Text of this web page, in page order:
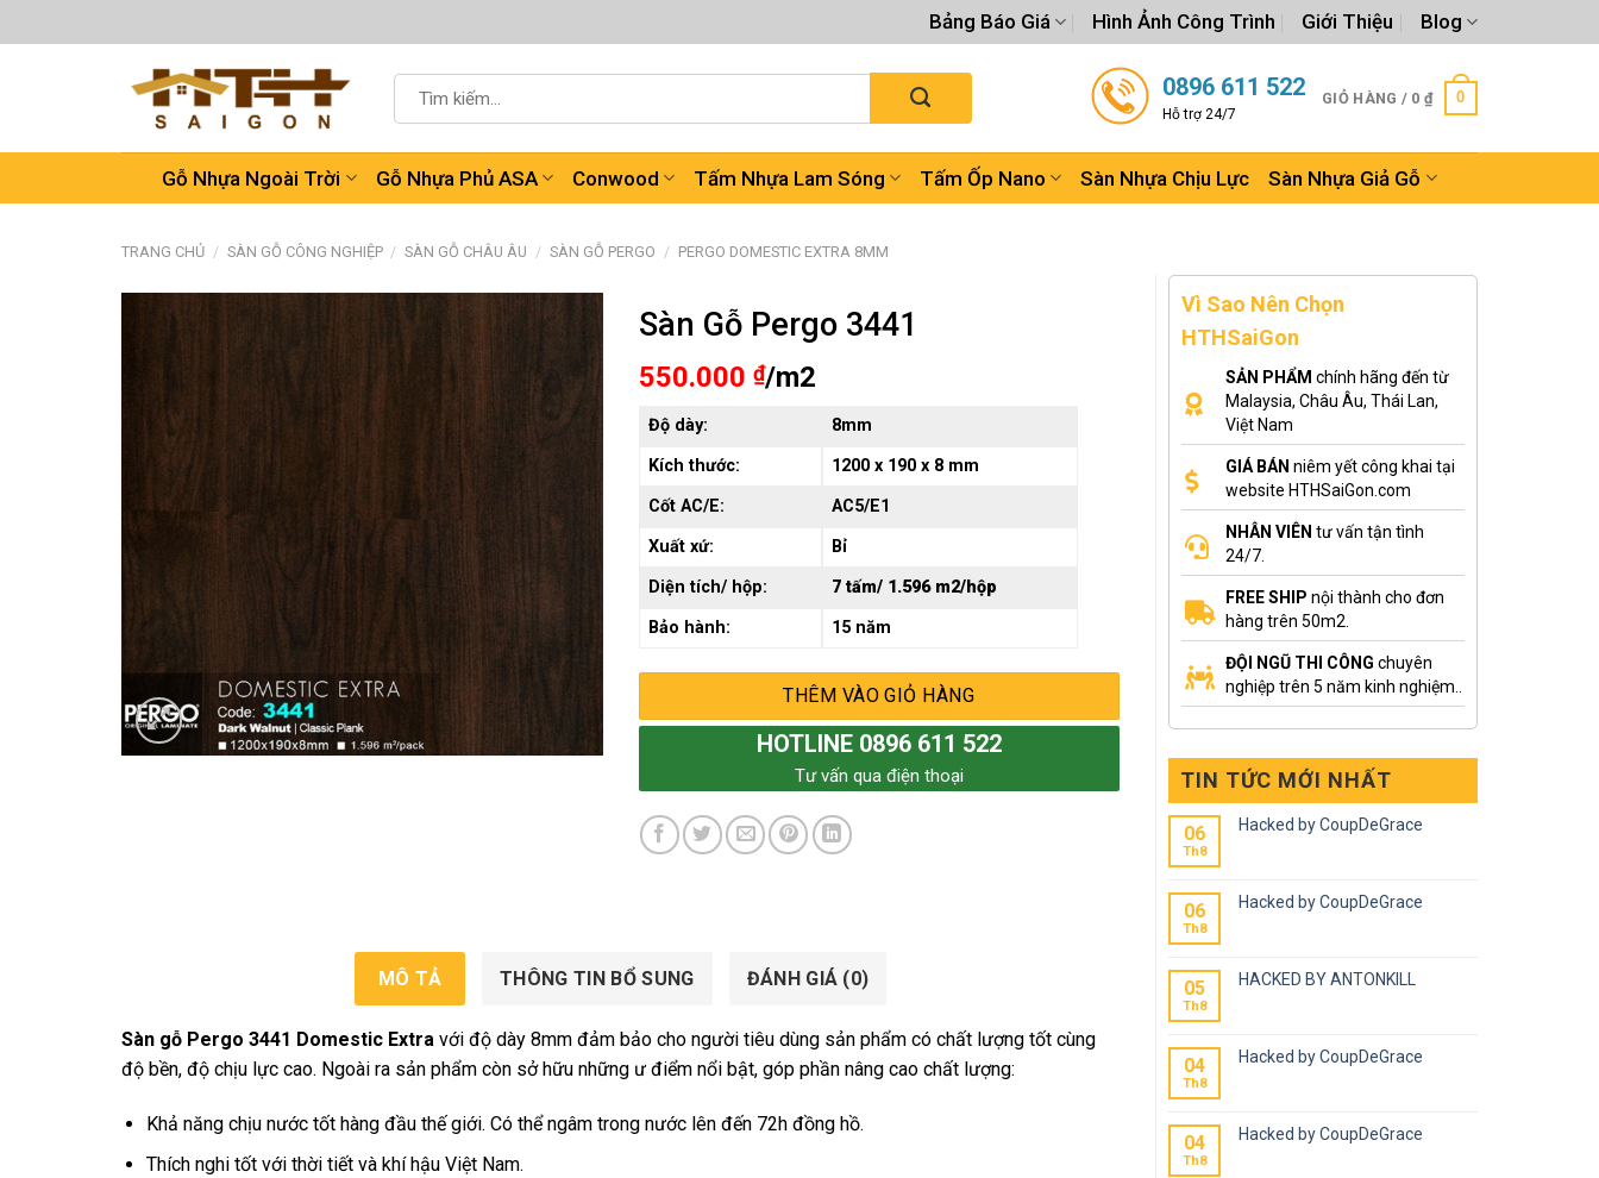
đến
Bảng Báo Giá Hình Ảnh Công Trình Giới Thiệu Blog
kiếm:
0896 611 522
Hỗ trợ 24/7
GIỎ HÀNG / 0 ₫ 0
Gỗ Nhựa Ngoài Trời Gỗ Nhựa Phủ ASA Conwood Tấm Nhựa Lam Sóng Tấm Ốp Nano Sàn Nhựa Chịu Lực Sàn Nhựa Giả Gỗ
TRANG CHỦ / SÀN GỖ CÔNG NGHIỆP / SÀN GỖ CHÂU ÂU / SÀN GỖ PERGO / PERGO DOMESTIC EXTRA 8MM
Vì Sao Nên Chọn
HTHSaiGon
SẢN PHẨM chính hãng đến từ
Malaysia, Châu Âu, Thái Lan,
Việt Nam
GIÁ BÁN niêm yết công khai tại
website HTHSaiGon.com
NHÂN VIÊN tư vấn tận tình
24/7.
FREE SHIP nội thành cho đơn
hàng trên 50m2.
ĐỘI NGŨ THI CÔNG chuyên
nghiệp trên 5 năm kinh nghiệm..
TIN TỨC MỚI NHẤT
06
Th8
Hacked by CoupDeGrace
06
Th8
Hacked by CoupDeGrace
05
Th8
HACKED BY ANTONKILL
04
Th8
Hacked by CoupDeGrace
04
Th8
Hacked by CoupDeGrace
Sàn Gỗ Pergo 3441
550.000 ₫/m2
Độ dày:
8mm
Kích thước:
1200 x 190 x 8 mm
Cốt AC/E:
AC5/E1
Xuất xứ:
Bỉ
Diện tích/ hộp:
7 tấm/ 1.596 m2/hộp
Bảo hành:
15 năm
THÊM VÀO GIỎ HÀNG
HOTLINE 0896 611 522
Tư vấn qua điện thoại
MÔ TẢ THÔNG TIN BỔ SUNG ĐÁNH GIÁ (0)
Sàn gỗ Pergo 3441 Domestic Extra với độ dày 8mm đảm bảo cho người tiêu dùng sản phẩm có chất lượng tốt cùng
độ bền, độ chịu lực cao. Ngoài ra sản phẩm còn sở hữu những ư điểm nổi bật, góp phần nâng cao chất lượng:
Khả năng chịu nước tốt hàng đầu thế giới. Có thể ngâm trong nước lên đến 72h đồng hồ.
Thích nghi tốt với thời tiết và khí hậu Việt Nam.